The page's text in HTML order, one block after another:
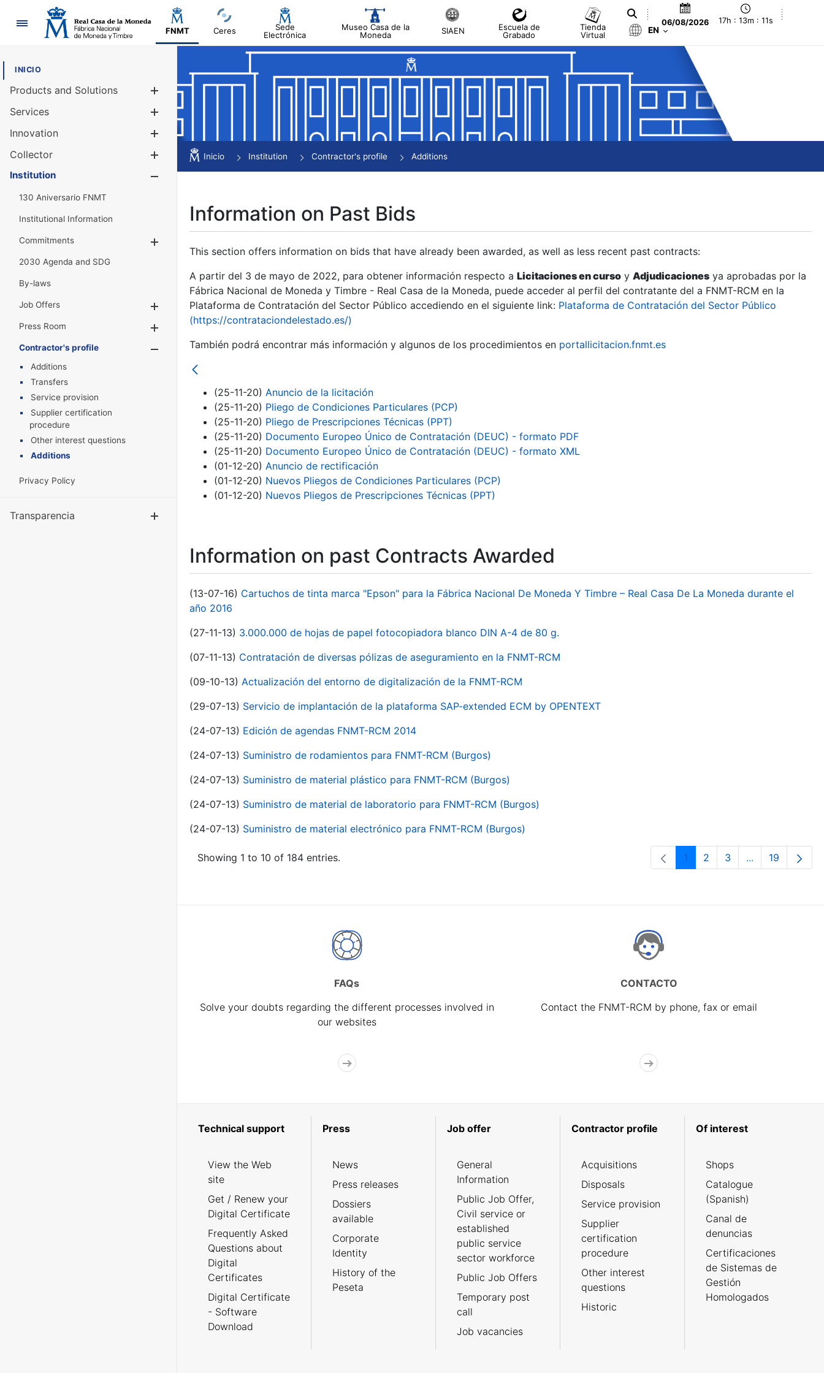
Navigation
FNMT Ceres
Sede
Electrónica
Museo Casa de la
Moneda
SIAEN
Escuela de
Grabado
Tienda
Virtual
06/08/2026 17h : 13m : 11s
EN
INICIO
Products and Solutions
Services
Innovation
Collector
Show/Hide
Institution
130 Aniversario FNMT
Institutional Information
Commitments
2030 Agenda and SDG
By-laws
Job Offers
Show/Hide
Press Room
Show/Hide
Contractor's profile
Show/Hide
Additions
Transfers
Service provision
Supplier certification
procedure
Other interest questions
Additions
Privacy Policy
Transparencia
Inicio Institution Contractor's profile Additions
Information on Past Bids
This section offers information on bids that have already been awarded, as well as less recent past contracts:
A partir del 3 de mayo de 2022, para obtener información respecto a Licitaciones en curso y Adjudicaciones ya aprobadas por la
Fábrica Nacional de Moneda y Timbre - Real Casa de la Moneda, puede acceder al perfil del contratante del a FNMT-RCM en la
Plataforma de Contratación del Sector Público accediendo en el siguiente link: Plataforma de Contratación del Sector Público
(https://contrataciondelestado.es/)
También podrá encontrar más información y algunos de los procedimientos en portallicitacion.fnmt.es
(25-11-20) Anuncio de la licitación
(25-11-20) Pliego de Condiciones Particulares (PCP)
(25-11-20) Pliego de Prescripciones Técnicas (PPT)
(25-11-20) Documento Europeo Único de Contratación (DEUC) - formato PDF
(25-11-20) Documento Europeo Único de Contratación (DEUC) - formato XML
(01-12-20) Anuncio de rectificación
(01-12-20) Nuevos Pliegos de Condiciones Particulares (PCP)
(01-12-20) Nuevos Pliegos de Prescripciones Técnicas (PPT)
Information on past Contracts Awarded
(13-07-16) Cartuchos de tinta marca "Epson" para la Fábrica Nacional De Moneda Y Timbre – Real Casa De La Moneda durante el
año 2016
(27-11-13) 3.000.000 de hojas de papel fotocopiadora blanco DIN A-4 de 80 g.
(07-11-13) Contratación de diversas pólizas de aseguramiento en la FNMT-RCM
(09-10-13) Actualización del entorno de digitalización de la FNMT-RCM
(29-07-13) Servicio de implantación de la plataforma SAP-extended ECM by OPENTEXT
(24-07-13) Edición de agendas FNMT-RCM 2014
(24-07-13) Suministro de rodamientos para FNMT-RCM (Burgos)
(24-07-13) Suministro de material plástico para FNMT-RCM (Burgos)
(24-07-13) Suministro de material de laboratorio para FNMT-RCM (Burgos)
(24-07-13) Suministro de material electrónico para FNMT-RCM (Burgos)
Showing 1 to 10 of 184 entries. Page
1 Page
2 Page
3 ...Intermediate
Page
19
FAQs
Solve your doubts regarding the different processes involved in
our websites
CONTACTO
Contact the FNMT-RCM by phone, fax or email
Technical support
View the Web
site
Get / Renew your
Digital Certificate
Frequently Asked
Questions about
Digital
Certificates
Digital Certificate
- Software
Download
Press
News
Press releases
Dossiers
available
Corporate
Identity
History of the
Peseta
Job offer
General
Information
Public Job Offer,
Civil service or
established
public service
sector workforce
Public Job Offers
Temporary post
call
Job vacancies
Contractor profile
Acquisitions
Disposals
Service provision
Supplier
certification
procedure
Other interest
questions
Historic
Of interest
Shops
Catalogue
(Spanish)
Canal de
denuncias
Certificaciones
de Sistemas de
Gestión
Homologados